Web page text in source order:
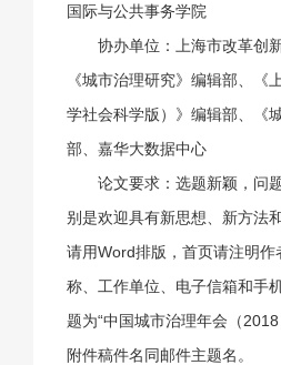
国际与公共事务学院
协办单位：上海市改革创
《城市治理研究》编辑部、《
学社会科学版）》编辑部、《
部、嘉华大数据中心
论文要求：选题新颖，问
别是欢迎具有新思想、新方法
请用Word排版，首页请注明作
称、工作单位、电子信箱和手
题为“中国城市治理年会（
附件稿件名同邮件主题名。